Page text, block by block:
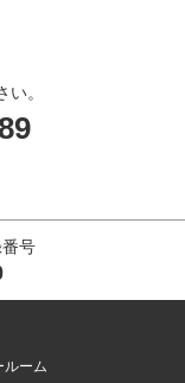
。
号
ルーム